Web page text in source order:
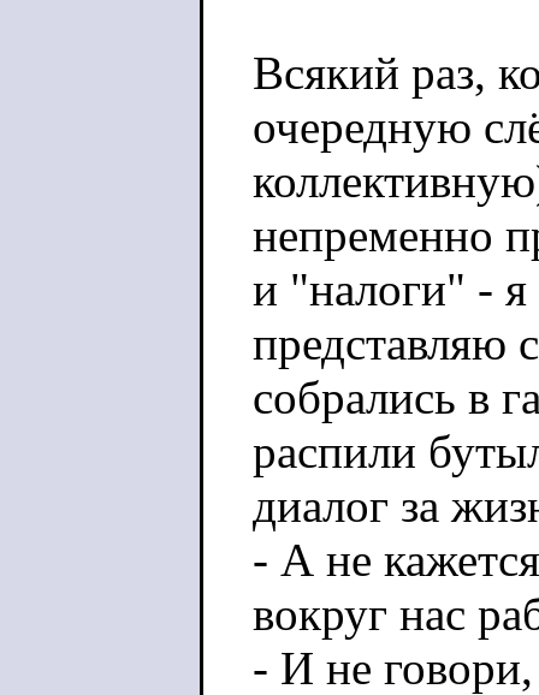
Всякий раз,
очередную
непременно
и "налоги" -
представляю
собрались в
распили
диалог за
- А не
вокруг нас
- И не